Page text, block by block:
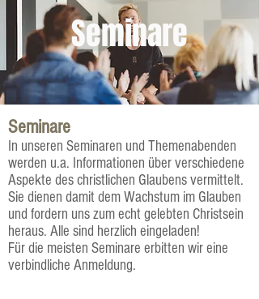
Seminare
Seminare
In unseren Seminaren und Themenabenden
werden u.a. Informationen über verschiedene
Aspekte des christlichen Glaubens vermittelt.
Sie dienen damit dem Wachstum im Glauben
und fordern uns zum echt gelebten Christsein
heraus. Alle sind herzlich eingeladen!
Für die meisten Seminare erbitten wir eine
verbindliche Anmeldung.